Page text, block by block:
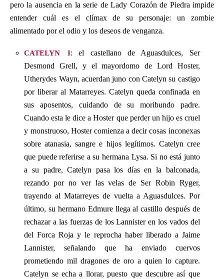
pero la ausencia en la serie de Lady Corazón de Piedra impide
entender cuál es el clímax de su personaje: un zombie
alimentado por el odio y los deseos de venganza.
catelyn i: el castellano de Aguasdulces, Ser
Desmond Grell, y el mayordomo de Lord Hoster,
Utherydes Wayn, acuerdan juno con Catelyn su castigo
por liberar al Matarreyes. Catelyn queda confinada en
sus aposentos, cuidando de su moribundo padre.
Cuando esta le dice a Hoster que perder un hijo es cruel
y monstruoso, Hoster comienza a decir cosas inconexas
sobre atanasia, sangre e hijos legítimos. Catelyn cree
que puede referirse a su hermana Lysa. Si no está junto
a su padre, Catelyn pasa los días en la balconada,
rezando por no ver las velas de Ser Robin Ryger,
trayendo al Matarreyes de vuelta a Aguasdulces. Por
último, su hermano Edmure llega al castillo después de
rechazar a las fuerzas de los Lannister en los vados del
del Forca Roja y le reprocha haber liberado a Jaime
Lannister, señalando que ha enviado cuervos
prometiendo mil dragones de oro a quien lo capture.
Catelyn se echa a llorar, puesto que descubre así que